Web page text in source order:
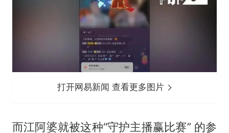
打开网易新闻 查看更多图片
而江阿婆就被这种“守护主播赢比赛” 的参